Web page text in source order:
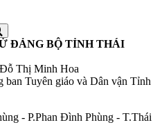
ĐẢNG BỘ TỈNH THÁI
Thị Minh Hoa
Tuyên giáo và Dân vận Tỉnh
- P.Phan Đình Phùng - T.Thái